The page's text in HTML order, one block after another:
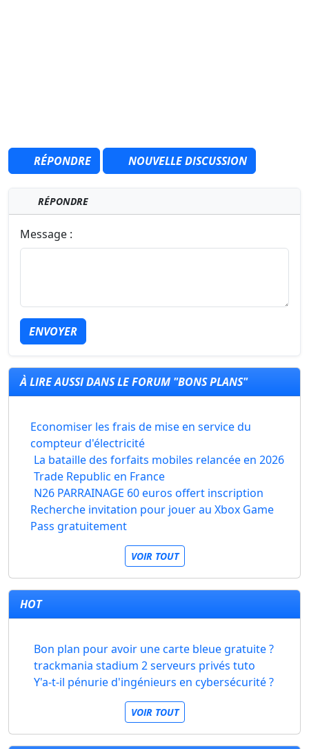
RÉPONDRE NOUVELLE DISCUSSION
RÉPONDRE
Message :
ENVOYER
À LIRE AUSSI DANS LE FORUM "BONS PLANS"
Economiser les frais de mise en service du
compteur d'électricité
La bataille des forfaits mobiles relancée en 2026
Trade Republic en France
N26 PARRAINAGE 60 euros offert inscription
Recherche invitation pour jouer au Xbox Game
Pass gratuitement
VOIR TOUT
HOT
Bon plan pour avoir une carte bleue gratuite ?
trackmania stadium 2 serveurs privés tuto
Y'a-t-il pénurie d'ingénieurs en cybersécurité ?
VOIR TOUT